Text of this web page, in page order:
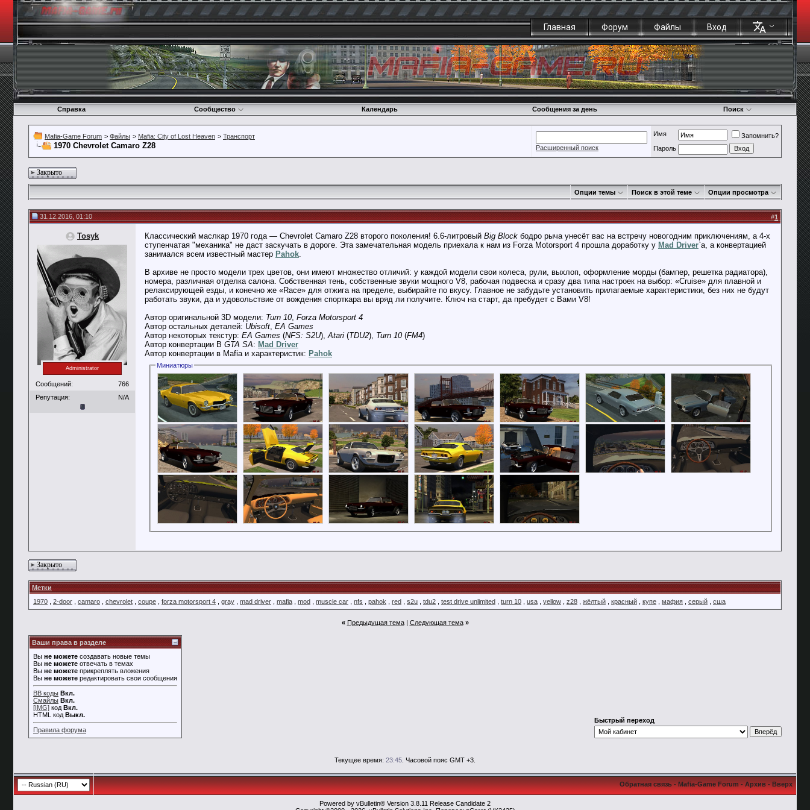
Главная Форум Файлы Вход
Справка Сообщество Календарь Сообщения за день Поиск
Mafia-Game Forum > Файлы > Mafia: City of Lost Heaven > Транспорт
1970 Chevrolet Camaro Z28 Расширенный поиск
Имя
Запомнить?
Пароль
Закрыто
Опции темы Поиск в этой теме Опции просмотра
31.12.2016, 01:10 #1
Tosyk
Administrator
Сообщений:
766
Репутация:
N/A
Классический маслкар 1970 года — Chevrolet Camaro Z28 второго поколения! 6.6-литровый Big Block бодро рыча унесёт вас на встречу новогодним приключениям, а 4-х
ступенчатая "механика" не даст заскучать в дороге. Эта замечательная модель приехала к нам из Forza Motorsport 4 прошла доработку у Mad Driver`а, а конвертацией
занимался всем известный мастер Pahok.
В архиве не просто модели трех цветов, они имеют множество отличий: у каждой модели свои колеса, рули, выхлоп, оформление морды (бампер, решетка радиатора),
номера, различная отделка салона. Собственная тень, собственные звуки мощного V8, рабочая подвеска и сразу два типа настроек на выбор: «Cruise» для плавной и
релаксирующей езды, и конечно же «Race» для отжига на пределе, выбирайте по вкусу. Главное не забудьте установить прилагаемые характеристики, без них не будут
работать звуки, да и удовольствие от вождения спорткара вы вряд ли получите. Ключ на старт, да пребудет с Вами V8!
Автор оригинальной 3D модели: Turn 10, Forza Motorsport 4
Автор остальных деталей: Ubisoft, EA Games
Автор некоторых текстур: EA Games (NFS: S2U),Atari (TDU2), Turn 10(FM4)
Автор конвертации В GTA SA: Mad Driver
Автор конвертации в Mafia и характеристик: Pahok
Миниатюры
Закрыто
Метки
1970
2-door camaro chevrolet coupe forza motorsport 4 gray mad driver mafia mod muscle car nfs pahok red s2u tdu2 test drive unlimited turn 10 usa yellow z28 жёлтый красный купе мафия серый сша
« Предыдущая тема| Следующая тема »
Ваши права в разделе
Вы не можете создавать новые темы
Вы не можете отвечать в темах
Вы не можете прикреплять вложения
Вы не можете редактировать свои сообщения
BB коды Вкл.
Смайлы Вкл.
[IMG] код Вкл.
HTML код Выкл.
Правила форума
Быстрый переход
Текущее время: 23:45 . Часовой пояс GMT +3.
Обратная связь-Mafia-Game Forum-Архив-Вверх
Powered by vBulletin® Version 3.8.11 Release Candidate 2